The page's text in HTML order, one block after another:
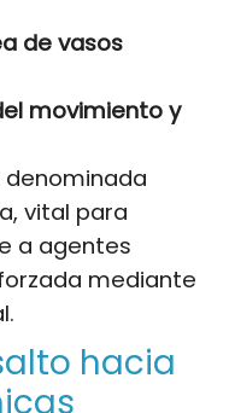
de vasos
movimiento y
denominada
vital para
a agentes
mediante
hacia